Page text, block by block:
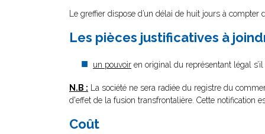
Le greffier dispose d’un délai de huit jours à
Les pièces justificatives à
un pouvoir en original du représentant légal
N.B : La société ne sera radiée du registre du
d'effet de la fusion transfrontalière. Cette notification
Coût